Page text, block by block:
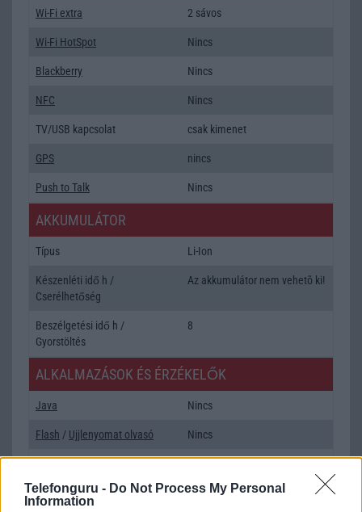
Telefonguru - Do Not Process My Personal
Information
Wi-Fi extra 2 sávos
Wi-Fi HotSpot Nincs
Blackberry Nincs
NFC Nincs
TV/USB kapcsolat csak kimenet
GPS nincs
Push to Talk Nincs
AKKUMULÁTOR
Típus Li-Ion
Készenléti idő h /
Cserélhetőség
Az akkumulátor nem vehetõ ki!
Beszélgetési idő h /
Gyorstöltés
8
ALKALMAZÁSOK ÉS ÉRZÉKELŐK
Java Nincs
Flash / Ujjlenyomat olvasó Nincs
SNS integráció alap szolgáltatás
Organizer alap szolgáltatás